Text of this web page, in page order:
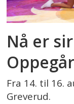
Nå er
Fra 14. til 16.
Greverud.